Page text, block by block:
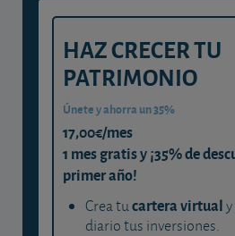
HAZ CRECER TU
PATRIMONIO
Únete y ahorra un 35%
17,00€/mes
1 mes gratis y ¡35% de
primer año!
Crea tucartera virtual
diario tus inversiones.